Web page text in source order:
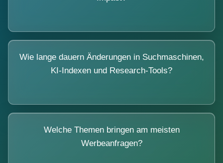
Wie lange dauern Änderungen in Suchmaschinen,
KI-Indexen und Research-Tools?
Welche Themen bringen am meisten
Werbeanfragen?